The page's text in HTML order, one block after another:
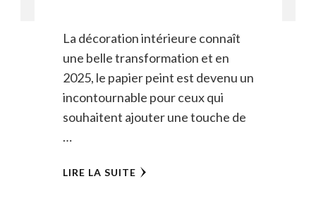
La décoration intérieure connaît
une belle transformation et en
2025, le papier peint est devenu un
incontournable pour ceux qui
souhaitent ajouter une touche de
…
LIRE LA SUITE